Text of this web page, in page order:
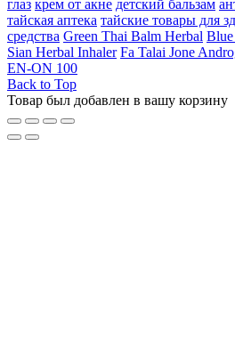
глаз крем от акне детский бальзам
тайская аптека тайские товары для
средства Green Thai Balm Herbal
Sian Herbal Inhaler Fa Talai Jone
EN-ON 100
Back to Top
Товар был добавлен в вашу корзину